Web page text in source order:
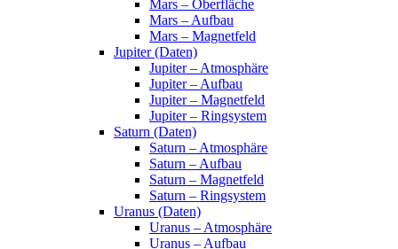
Mars – Oberfläche
Mars – Aufbau
Mars – Magnetfeld
Jupiter (Daten)
Jupiter – Atmosphäre
Jupiter – Aufbau
Jupiter – Magnetfeld
Jupiter – Ringsystem
Saturn (Daten)
Saturn – Atmosphäre
Saturn – Aufbau
Saturn – Magnetfeld
Saturn – Ringsystem
Uranus (Daten)
Uranus – Atmosphäre
Uranus – Aufbau